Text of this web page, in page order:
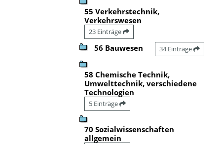
55 Verkehrstechnik,
Verkehrswesen
23 Einträge
56 Bauwesen 34 Einträge
58 Chemische Technik,
Umwelttechnik, verschiedene
Technologien
5 Einträge
70 Sozialwissenschaften
allgemein